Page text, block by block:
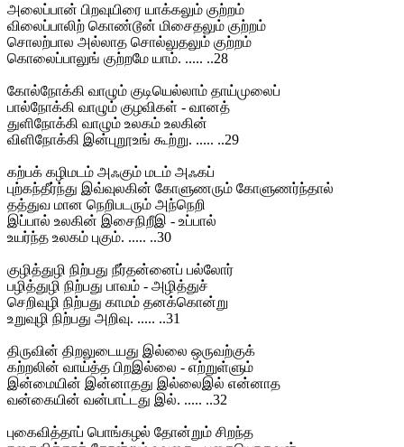
அலைப்பான் பிறவுயிரை யாக்கலும் குற்றம்
விலைப்பாலிற் கொண்டூன் மிசைதலும் குற்றம்
சொலற்பால அல்லாத சொல்லுதலும் குற்றம்
கொலைப்பாலுங் குற்றமே யாம். ..... ..28
கோல்நோக்கி வாழும் குடியெல்லாம் தாய்முலைப்
பால்நோக்கி வாழும் குழவிகள் - வானத்
துளிநோக்கி வாழும் உலகம் உலகின்
விளிநோக்கி இன்புறூஉங் கூற்று. ..... ..29
கற்பக் கழிமடம் அஃகும் மடம் அஃகப்
புற்கந்தீர்ந்து இவ்வுலகின் கோளுணரும் கோளுணர்ந்தால்
தத்துவ மான நெறிபடரும் அந்நெறி
இப்பால் உலகின் இசைநிறீஇ - உப்பால்
உயர்ந்த உலகம் புகும். ..... ..30
குழித்துழி நிற்பது நீர்தன்னைப் பல்லோர்
பழித்துழி நிற்பது பாவம் - அழித்துச்
செறிவுழி நிற்பது காமம் தனக்கொன்று
உறுவுழி நிற்பது அறிவு. ..... ..31
திருவின் திறலுடையது இல்லை ஒருவற்குக்
கற்றலின் வாய்த்த பிறஇல்லை - எற்றுள்ளும்
இன்மையின் இன்னாதது இல்லைஇல் என்னாத
வன்கையின் வன்பாட்டது இல். ..... ..32
புகைவித்தாப் பொங்கழல் தோன்றும் சிறந்த